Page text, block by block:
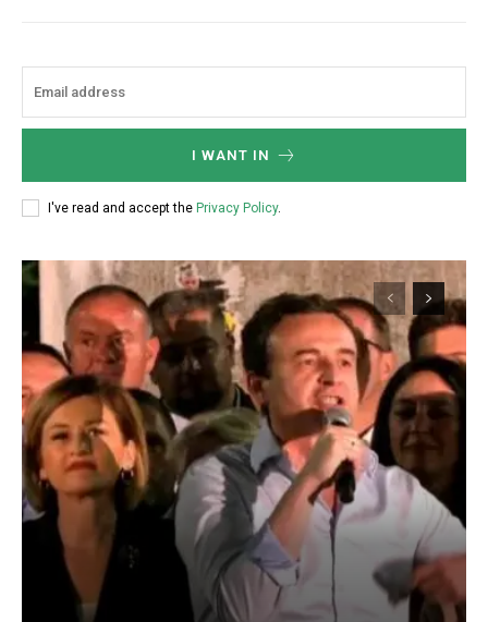
I WANT IN
I've read and accept the Privacy Policy.